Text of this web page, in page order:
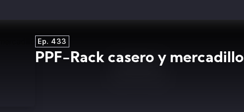
Ep. 433
PPF-Rack casero y mercadillo